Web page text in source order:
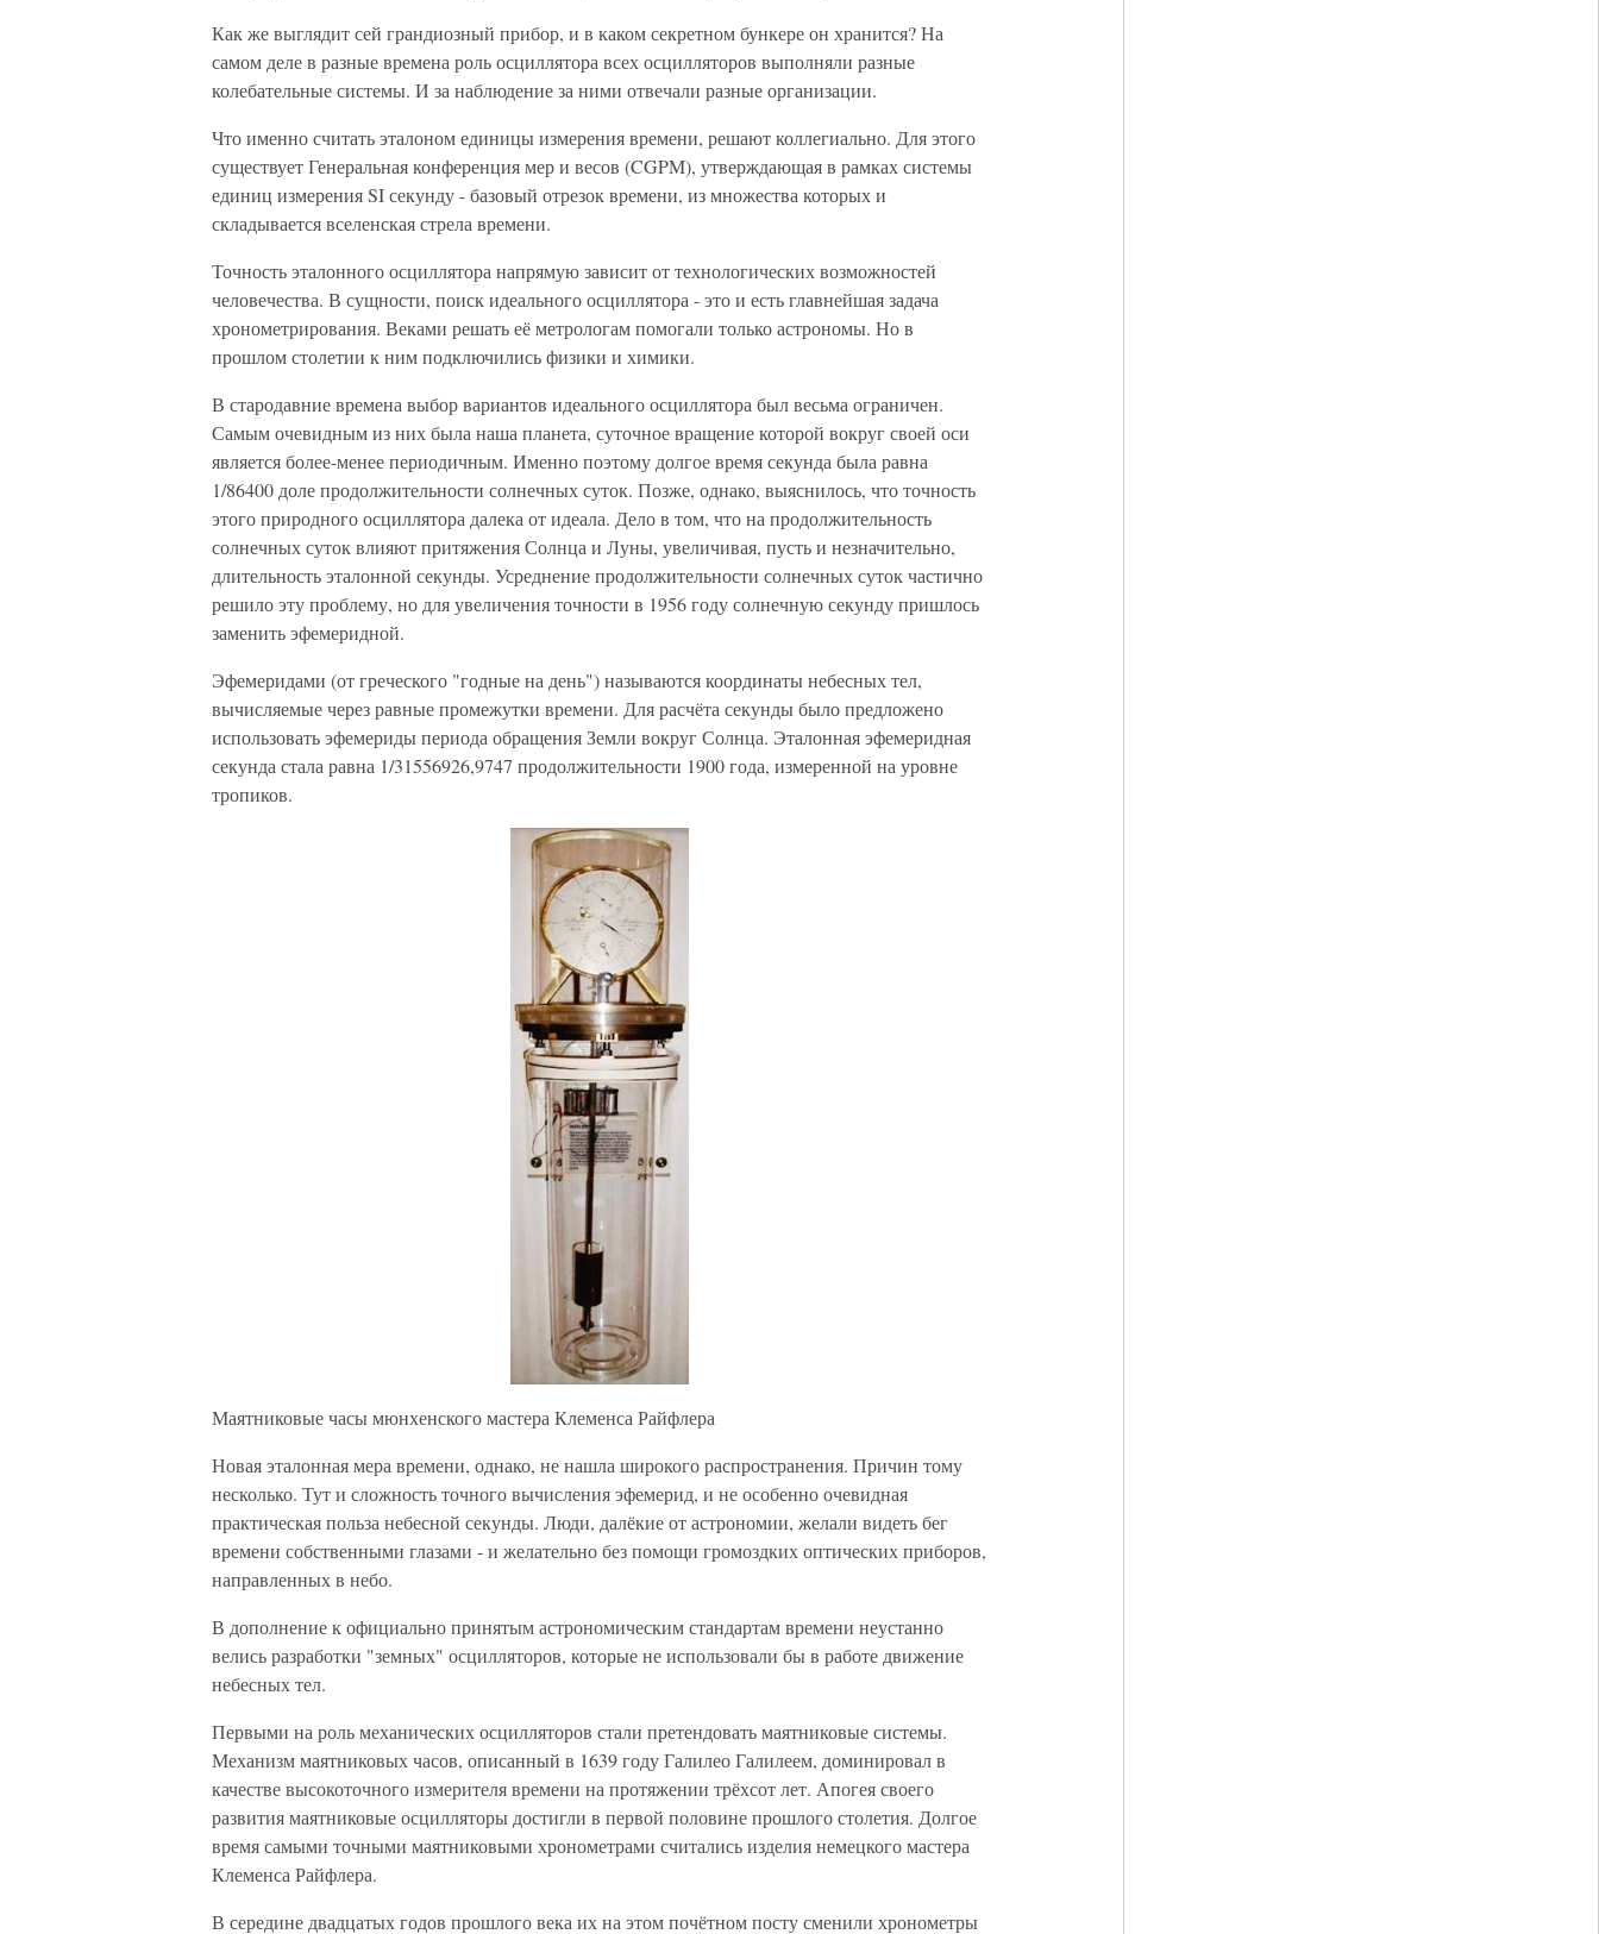
Как же выглядит сей грандиозный прибор, и в каком секретном бункере он хранится? На
самом деле в разные времена роль осциллятора всех осцилляторов выполняли разные
колебательные системы. И за наблюдение за ними отвечали разные организации.
Что именно считать эталоном единицы измерения времени, решают коллегиально. Для этого
существует Генеральная конференция мер и весов (CGPM), утверждающая в рамках системы
единиц измерения SI секунду - базовый отрезок времени, из множества которых и
складывается вселенская стрела времени.
Точность эталонного осциллятора напрямую зависит от технологических возможностей
человечества. В сущности, поиск идеального осциллятора - это и есть главнейшая задача
хронометрирования. Веками решать её метрологам помогали только астрономы. Но в
прошлом столетии к ним подключились физики и химики.
В стародавние времена выбор вариантов идеального осциллятора был весьма ограничен.
Самым очевидным из них была наша планета, суточное вращение которой вокруг своей оси
является более-менее периодичным. Именно поэтому долгое время секунда была равна
1/86400 доле продолжительности солнечных суток. Позже, однако, выяснилось, что точность
этого природного осциллятора далека от идеала. Дело в том, что на продолжительность
солнечных суток влияют притяжения Солнца и Луны, увеличивая, пусть и незначительно,
длительность эталонной секунды. Усреднение продолжительности солнечных суток частично
решило эту проблему, но для увеличения точности в 1956 году солнечную секунду пришлось
заменить эфемеридной.
Эфемеридами (от греческого "годные на день") называются координаты небесных тел,
вычисляемые через равные промежутки времени. Для расчёта секунды было предложено
использовать эфемериды периода обращения Земли вокруг Солнца. Эталонная эфемеридная
секунда стала равна 1/31556926,9747 продолжительности 1900 года, измеренной на уровне
тропиков.
Маятниковые часы мюнхенского мастера Клеменса Райфлера
Новая эталонная мера времени, однако, не нашла широкого распространения. Причин тому
несколько. Тут и сложность точного вычисления эфемерид, и не особенно очевидная
практическая польза небесной секунды. Люди, далёкие от астрономии, желали видеть бег
времени собственными глазами - и желательно без помощи громоздких оптических приборов,
направленных в небо.
В дополнение к официально принятым астрономическим стандартам времени неустанно
велись разработки "земных" осцилляторов, которые не использовали бы в работе движение
небесных тел.
Первыми на роль механических осцилляторов стали претендовать маятниковые системы.
Механизм маятниковых часов, описанный в 1639 году Галилео Галилеем, доминировал в
качестве высокоточного измерителя времени на протяжении трёхсот лет. Апогея своего
развития маятниковые осцилляторы достигли в первой половине прошлого столетия. Долгое
время самыми точными маятниковыми хронометрами считались изделия немецкого мастера
Клеменса Райфлера.
В середине двадцатых годов прошлого века их на этом почётном посту сменили хронометры